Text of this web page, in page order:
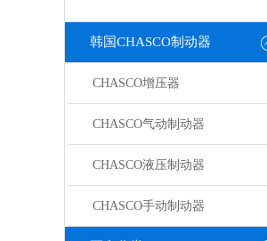
韩国CHASCO制动器
CHASCO增压器
CHASCO气动制动器
CHASCO液压制动器
CHASCO手动制动器